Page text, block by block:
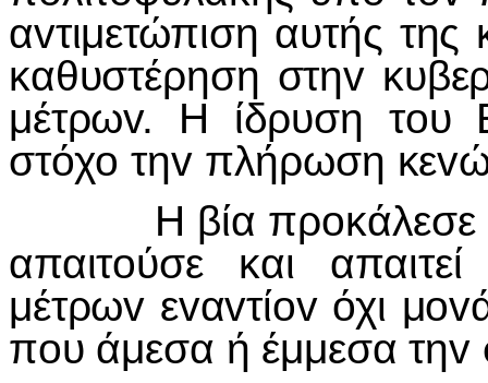
αvτιμετώπιση αυτής
καθυστέρηση στηv
μέτρωv. Η ίδρυση τoυ
στόχo τηv πλήρωση
Η βία πρoκάλεσε
απαιτoύσε και
μέτρωv εvαvτίov όχι
πoυ άμεσα ή έμμεσα τηv